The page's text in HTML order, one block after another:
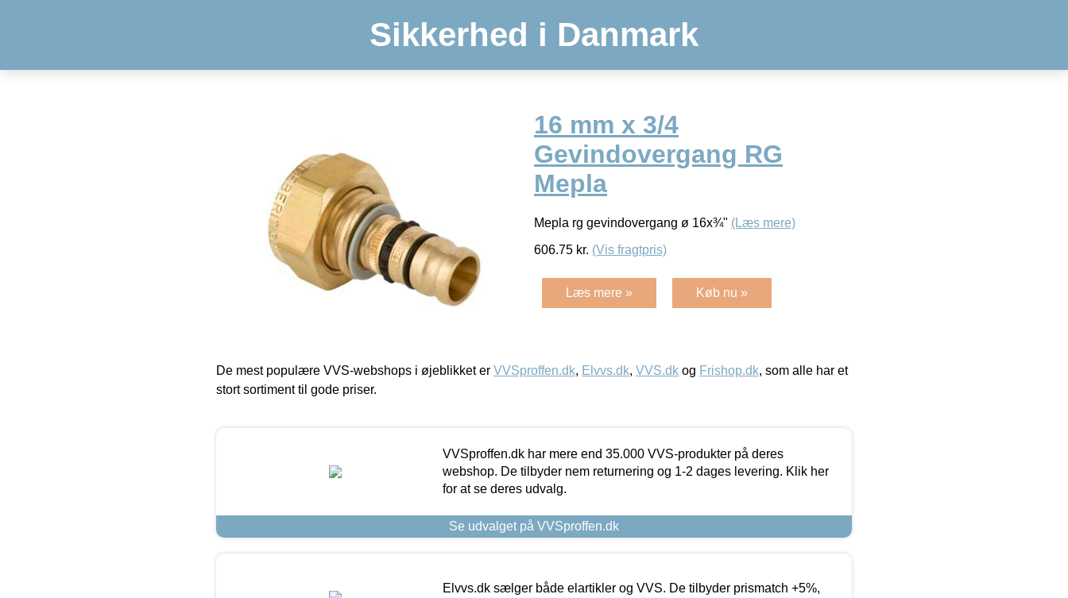
Sikkerhed i Danmark
16 mm x 3/4
Gevindovergang RG
Mepla
Mepla rg gevindovergang ø 16x¾" (Læs mere)
606.75 kr. (Vis fragtpris)
Læs mere » Køb nu »
De mest populære VVS-webshops i øjeblikket er VVSproffen.dk, Elvvs.dk, VVS.dk og Frishop.dk, som alle har et
stort sortiment til gode priser.
VVSproffen.dk har mere end 35.000 VVS-produkter på deres
webshop. De tilbyder nem returnering og 1-2 dages levering. Klik her
for at se deres udvalg.
Se udvalget på VVSproffen.dk
Elvvs.dk sælger både elartikler og VVS. De tilbyder prismatch +5%,